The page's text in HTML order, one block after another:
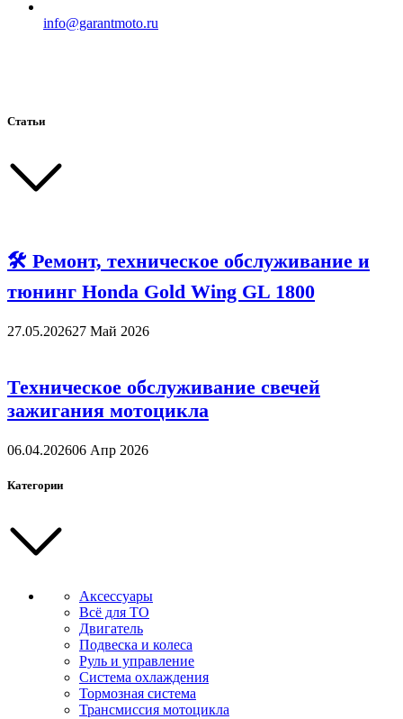
info@garantmoto.ru
Статьи
🛠 Ремонт, техническое обслуживание и
тюнинг Honda Gold Wing GL 1800
27.05.202627 Май 2026
Техническое обслуживание свечей
зажигания мотоцикла
06.04.202606 Апр 2026
Категории
Аксессуары
Всё для ТО
Двигатель
Подвеска и колеса
Руль и управление
Система охлаждения
Тормозная система
Трансмиссия мотоцикла